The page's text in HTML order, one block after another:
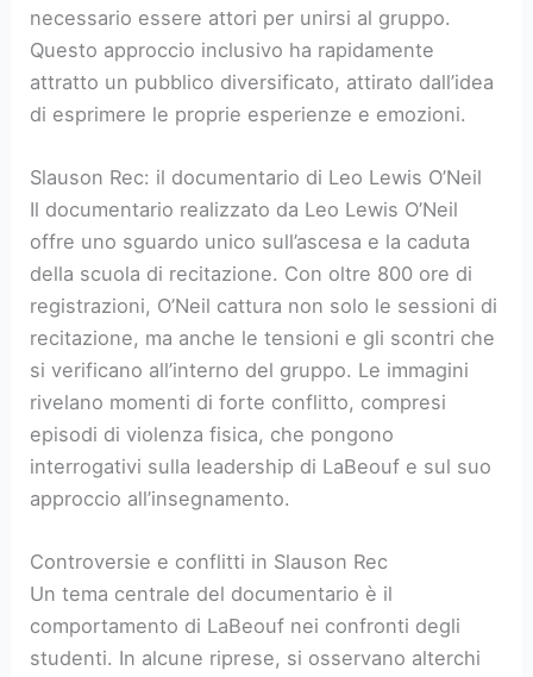
necessario essere attori per unirsi al gruppo.
Questo approccio inclusivo ha rapidamente
attratto un pubblico diversificato, attirato dall’idea
di esprimere le proprie esperienze e emozioni.
Slauson Rec: il documentario di Leo Lewis O’Neil
Il documentario realizzato da Leo Lewis O’Neil
offre uno sguardo unico sull’ascesa e la caduta
della scuola di recitazione. Con oltre 800 ore di
registrazioni, O’Neil cattura non solo le sessioni di
recitazione, ma anche le tensioni e gli scontri che
si verificano all’interno del gruppo. Le immagini
rivelano momenti di forte conflitto, compresi
episodi di violenza fisica, che pongono
interrogativi sulla leadership di LaBeouf e sul suo
approccio all’insegnamento.
Controversie e conflitti in Slauson Rec
Un tema centrale del documentario è il
comportamento di LaBeouf nei confronti degli
studenti. In alcune riprese, si osservano alterchi